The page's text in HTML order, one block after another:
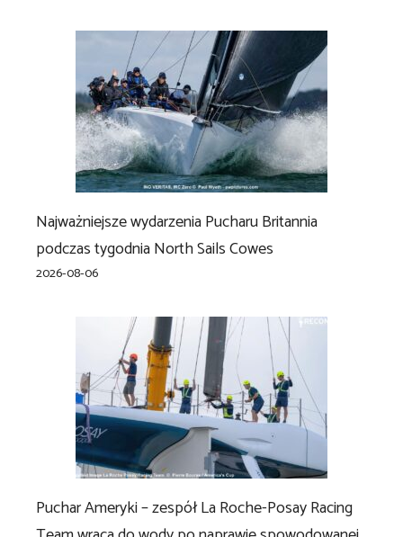
Najważniejsze wydarzenia Pucharu Britannia
podczas tygodnia North Sails Cowes
2026-08-06
Puchar Ameryki – zespół La Roche-Posay Racing